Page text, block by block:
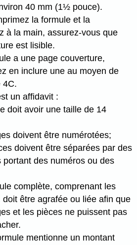
40 mm (1½ pouce).
la formule et la
à la main, assurez-vous que
est lisible.
a une page couverture,
en inclure une au moyen de
4C.
un affidavit :
doit avoir une taille de 14
doivent être numérotées;
doivent être séparées par des
portant des numéros ou des
complète, comprenant les
doit être agrafée ou liée afin que
et les pièces ne puissent pas
mentionne un montant